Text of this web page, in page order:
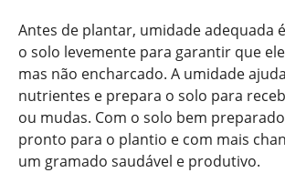
Antes de plantar, umidade adequada
o solo levemente para garantir que
mas não encharcado. A umidade
nutrientes e prepara o solo para
ou mudas. Com o solo bem
pronto para o plantio e com mais
um gramado saudável e produtivo.